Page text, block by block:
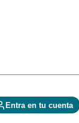
Entra en tu cuenta